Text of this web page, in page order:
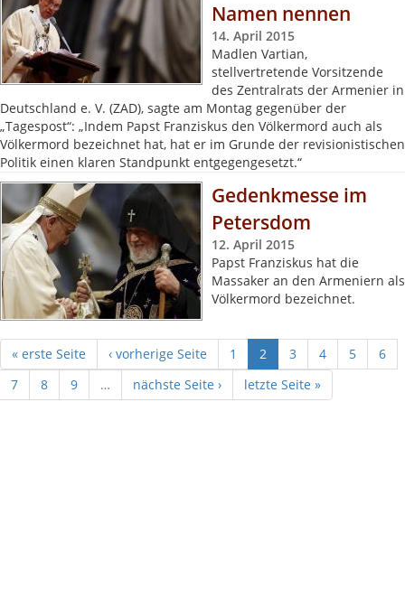
Namen nennen
14. April 2015
Madlen Vartian,
stellvertretende Vorsitzende
des Zentralrats der Armenier in
Deutschland e. V. (ZAD), sagte am Montag gegenüber der
„Tagespost“: „Indem Papst Franziskus den Völkermord auch als
Völkermord bezeichnet hat, hat er im Grunde der revisionistischen
Politik einen klaren Standpunkt entgegengesetzt.“
Gedenkmesse im
Petersdom
12. April 2015
Papst Franziskus hat die
Massaker an den Armeniern als
Völkermord bezeichnet.
« erste Seite ‹ vorherige Seite 1 2 3 4 5
6
7
8 9 … nächste Seite › letzte Seite »